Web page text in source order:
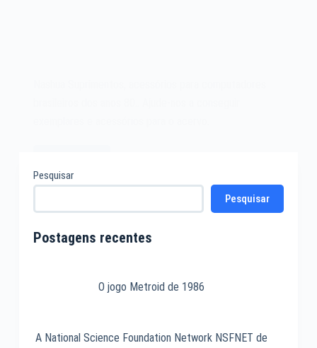
Suprimentos
Revista
Micromundo
Pesquisar
Pesquisar
Postagens recentes
O jogo Metroid de 1986
A National Science Foundation Network NSFNET de